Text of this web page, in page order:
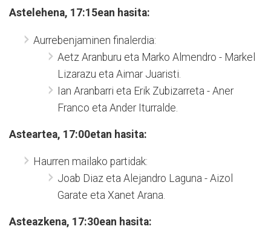
Astelehena, 17:15ean hasita:
Aurrebenjaminen finalerdia:
Aetz Aranburu eta Marko Almendro - Markel
Lizarazu eta Aimar Juaristi.
Ian Aranbarri eta Erik Zubizarreta - Aner
Franco eta Ander Iturralde.
Asteartea, 17:00etan hasita:
Haurren mailako partidak:
Joab Diaz eta Alejandro Laguna - Aizol
Garate eta Xanet Arana.
Asteazkena, 17:30ean hasita: